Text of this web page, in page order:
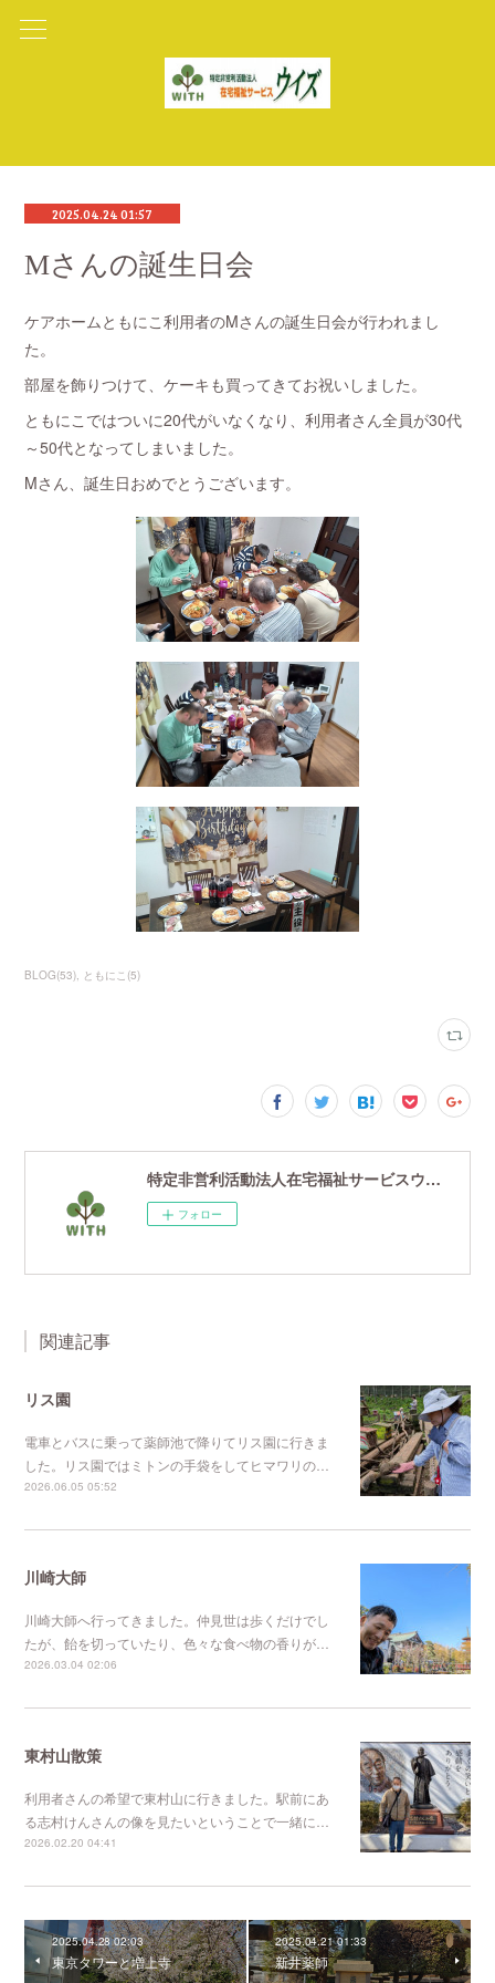
2025.04.24 01:57
Mさんの誕生日会
ケアホームともにこ利用者のMさんの誕生日会が行われまし
た。
部屋を飾りつけて、ケーキも買ってきてお祝いしました。
ともにこではついに20代がいなくなり、利用者さん全員が30代
～50代となってしまいました。
Mさん、誕生日おめでとうございます。
BLOG(53) ともにこ (5)
特定非営利活動法人在宅福祉サービスウイズ
フォロー
関連記事
リス園
電車とバスに乗って薬師池で降りてリス園に行きま
した。リス園ではミトンの手袋をしてヒマワリの…
2026.06.05 05:52
川崎大師
川崎大師へ行ってきました。仲見世は歩くだけでし
たが、飴を切っていたり、色々な食べ物の香りが…
2026.03.04 02:06
東村山散策
利用者さんの希望で東村山に行きました。駅前にあ
る志村けんさんの像を見たいということで一緒に…
2026.02.20 04:41
2025.04.28 02:03
東京タワーと増上寺
2025.04.21 01:33
新井薬師